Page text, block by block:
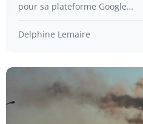
pour sa plateforme Google…
Delphine Lemaire